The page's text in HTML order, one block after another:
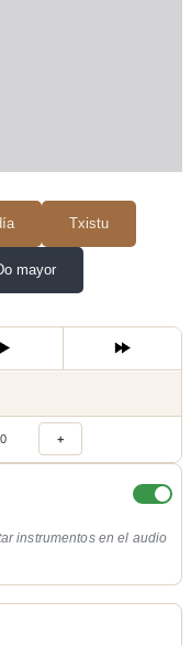
Txistu
mayor
+
instrumentos en el audio